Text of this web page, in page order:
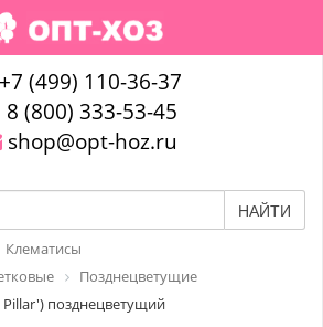
(499) 110-36-37
8 (800) 333-53-45
shop@opt-hoz.ru
НАЙТИ
Клематисы
Позднецветущие
Pillar') позднецветущий